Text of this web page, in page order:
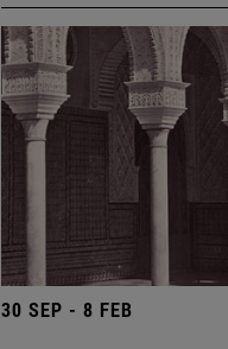
30 SEP - 8 FEB